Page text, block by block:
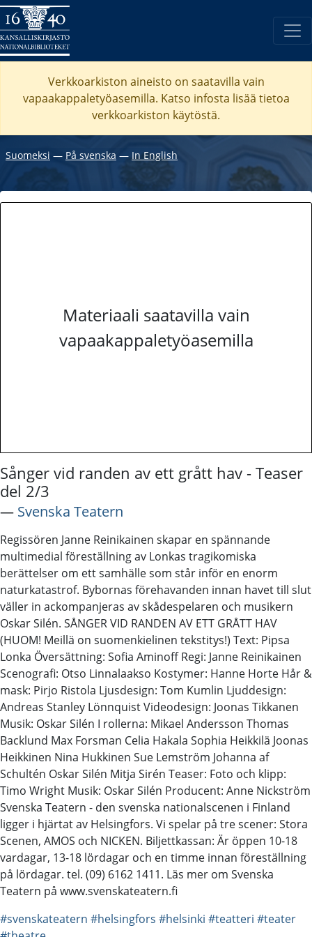
Verkkoarkiston aineisto on saatavilla vain
vapaakappaletyöasemilla. Katso infosta lisää tietoa
verkkoarkiston käytöstä.
Suomeksi ― På svenska ― In English
Materiaali saatavilla vain
vapaakappaletyöasemilla
Sånger vid randen av ett grått hav - Teaser
del 2/3
― Svenska Teatern
Regissören Janne Reinikainen skapar en spännande
multimedial föreställning av Lonkas tragikomiska
berättelser om ett samhälle som står inför en enorm
naturkatastrof. Bybornas förehavanden innan havet till slut
väller in ackompanjeras av skådespelaren och musikern
Oskar Silén. SÅNGER VID RANDEN AV ETT GRÅTT HAV
(HUOM! Meillä on suomenkielinen tekstitys!) Text: Pipsa
Lonka Översättning: Sofia Aminoff Regi: Janne Reinikainen
Scenografi: Otso Linnalaakso Kostymer: Hanne Horte Hår &
mask: Pirjo Ristola Ljusdesign: Tom Kumlin Ljuddesign:
Andreas Stanley Lönnquist Videodesign: Joonas Tikkanen
Musik: Oskar Silén I rollerna: Mikael Andersson Thomas
Backlund Max Forsman Celia Hakala Sophia Heikkilä Joonas
Heikkinen Nina Hukkinen Sue Lemström Johanna af
Schultén Oskar Silén Mitja Sirén Teaser: Foto och klipp:
Timo Wright Musik: Oskar Silén Producent: Anne Nickström
Svenska Teatern - den svenska nationalscenen i Finland
ligger i hjärtat av Helsingfors. Vi spelar på tre scener: Stora
Scenen, AMOS och NICKEN. Biljettkassan: Är öppen 10-18
vardagar, 13-18 lördagar och en timme innan föreställning
på lördagar. tel. (09) 6162 1411. Läs mer om Svenska
Teatern på www.svenskateatern.fi
#svenskateatern #helsingfors #helsinki #teatteri #teater